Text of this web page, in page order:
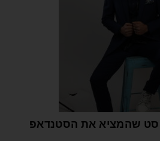
שהמציא את הסטנדאפ